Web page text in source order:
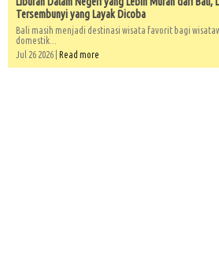
Tersembunyi yang Layak Dicoba
Bali masih menjadi destinasi wisata favorit bagi
domestik...
Jul 26 2026 | Read more